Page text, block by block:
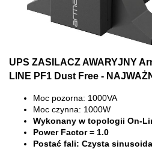
UPS ZASILACZ AWARYJNY
LINE PF1 Dust Free -
Moc pozorna: 1000VA
Moc czynna: 1000W
Wykonany w topologii On-
Power Factor = 1.0
Postać fali: Czysta sinusoida